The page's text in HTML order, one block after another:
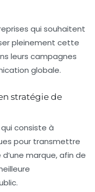
qui souhaitent
pleinement cette
leurs campagnes
globale.
stratégie de
consiste à
pour transmettre
marque, afin de